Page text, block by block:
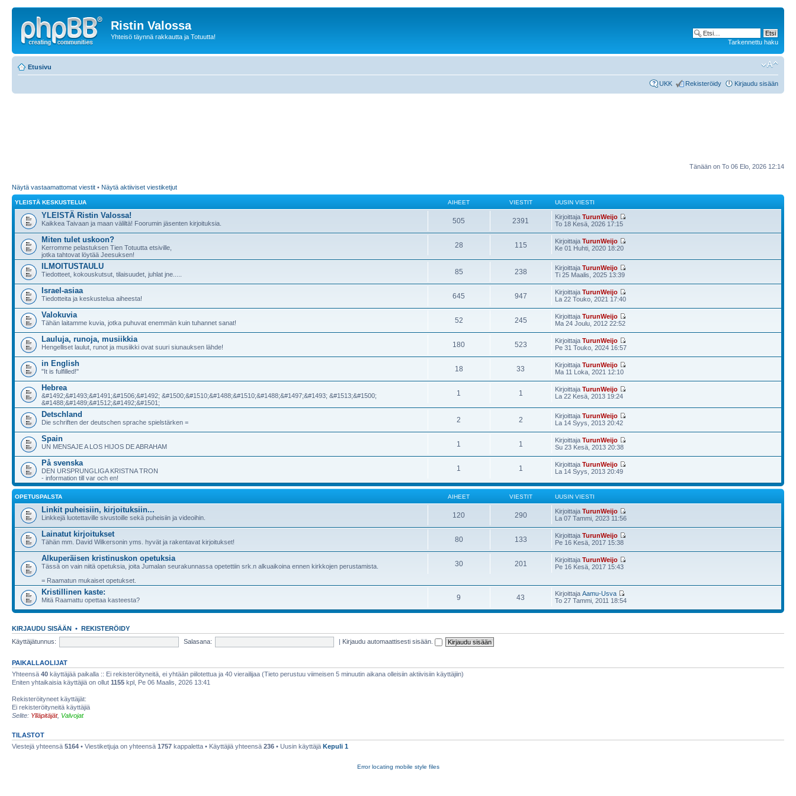
Ristin Valossa
Yhteisö täynnä rakkautta ja Totuutta!
Tarkennettu haku
Etusivu
UKK Rekisteröidy Kirjaudu sisään
Tänään on To 06 Elo, 2026 12:14
Näytä vastaamattomat viestit • Näytä aktiiviset viestiketjut
YLEISTÄ KESKUSTELUA AIHEET VIESTIT UUSIN VIESTI
YLEISTÄ Ristin Valossa!
Kaikkea Taivaan ja maan väliltä! Foorumin jäsenten kirjoituksia. 505 2391 KirjoittajaTurunWeijo
To 18 Kesä, 2026 17:15
Miten tulet uskoon?
Kerromme pelastuksen Tien Totuutta etsiville,
jotka tahtovat löytää Jeesuksen!
28 115 KirjoittajaTurunWeijo
Ke 01 Huhti, 2020 18:20
ILMOITUSTAULU
Tiedotteet, kokouskutsut, tilaisuudet, juhlat jne..... 85 238 KirjoittajaTurunWeijo
Ti 25 Maalis, 2025 13:39
Israel-asiaa
Tiedotteita ja keskustelua aiheesta! 645 947 KirjoittajaTurunWeijo
La 22 Touko, 2021 17:40
Valokuvia
Tähän laitamme kuvia, jotka puhuvat enemmän kuin tuhannet sanat! 52 245 KirjoittajaTurunWeijo
Ma 24 Joulu, 2012 22:52
Lauluja, runoja, musiikkia
Hengelliset laulut, runot ja musiikki ovat suuri siunauksen lähde! 180 523 KirjoittajaTurunWeijo
Pe 31 Touko, 2024 16:57
in English
"It is fulfilled!" 18 33 KirjoittajaTurunWeijo
Ma 11 Loka, 2021 12:10
Hebrea
&#1492;&#1493;&#1491;&#1506;&#1492; &#1500;&#1510;&#1488;&#1510;&#1488;&#1497;&#1493; &#1513;&#1500;
&#1488;&#1489;&#1512;&#1492;&#1501;
1 1 KirjoittajaTurunWeijo
La 22 Kesä, 2013 19:24
Detschland
Die schriften der deutschen sprache spielstärken = 2 2 KirjoittajaTurunWeijo
La 14 Syys, 2013 20:42
Spain
UN MENSAJE A LOS HIJOS DE ABRAHAM 1 1 KirjoittajaTurunWeijo
Su 23 Kesä, 2013 20:38
På svenska
DEN URSPRUNGLIGA KRISTNA TRON
- information till var och en!
1 1 KirjoittajaTurunWeijo
La 14 Syys, 2013 20:49
OPETUSPALSTA AIHEET VIESTIT UUSIN VIESTI
Linkit puheisiin, kirjoituksiin...
Linkkejä luotettaville sivustoille sekä puheisiin ja videoihin. 120 290 KirjoittajaTurunWeijo
La 07 Tammi, 2023 11:56
Lainatut kirjoitukset
Tähän mm. David Wilkersonin yms. hyvät ja rakentavat kirjoitukset! 80 133 KirjoittajaTurunWeijo
Pe 16 Kesä, 2017 15:38
Alkuperäisen kristinuskon opetuksia
Tässä on vain niitä opetuksia, joita Jumalan seurakunnassa opetettiin srk.n alkuaikoina ennen kirkkojen perustamista.
= Raamatun mukaiset opetukset.
30 201 KirjoittajaTurunWeijo
Pe 16 Kesä, 2017 15:43
Kristillinen kaste:
Mitä Raamattu opettaa kasteesta? 9 43 KirjoittajaAamu-Usva
To 27 Tammi, 2011 18:54
KIRJAUDU SISÄÄN • REKISTERÖIDY
Käyttäjätunnus:
Salasana: | Kirjaudu automaattisesti sisään.
PAIKALLAOLIJAT
Yhteensä 40 käyttäjää paikalla :: Ei rekisteröityneitä, ei yhtään piilotettua ja 40 vierailijaa (Tieto perustuu viimeisen 5 minuutin aikana olleisiin aktiivisiin käyttäjiin)
Eniten yhtaikaisia käyttäjiä on ollut 1155 kpl, Pe 06 Maalis, 2026 13:41
Rekisteröityneet käyttäjät:
Ei rekisteröityneitä käyttäjiä
Selite: Ylläpitäjät, Valvojat
TILASTOT
Viestejä yhteensä 5164 • Viestiketjuja on yhteensä 1757 kappaletta • Käyttäjiä yhteensä 236 • Uusin käyttäjä Kepuli 1
Error locating mobile style files